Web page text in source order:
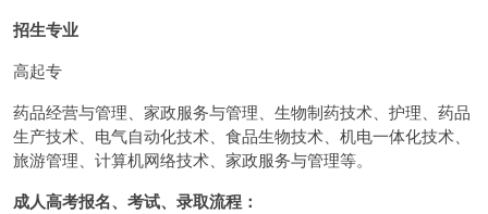
招生专业
高起专
药品经营与管理、家政服务与管理、生物制药技术、护理、药品
生产技术、电气自动化技术、食品生物技术、机电一体化技术、
旅游管理、计算机网络技术、家政服务与管理等。
成人高考报名、考试、录取流程：